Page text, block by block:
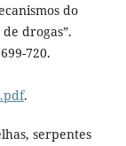
do
drogas”.
720.
.
serpentes